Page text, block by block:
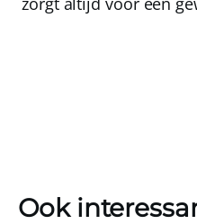
Ook